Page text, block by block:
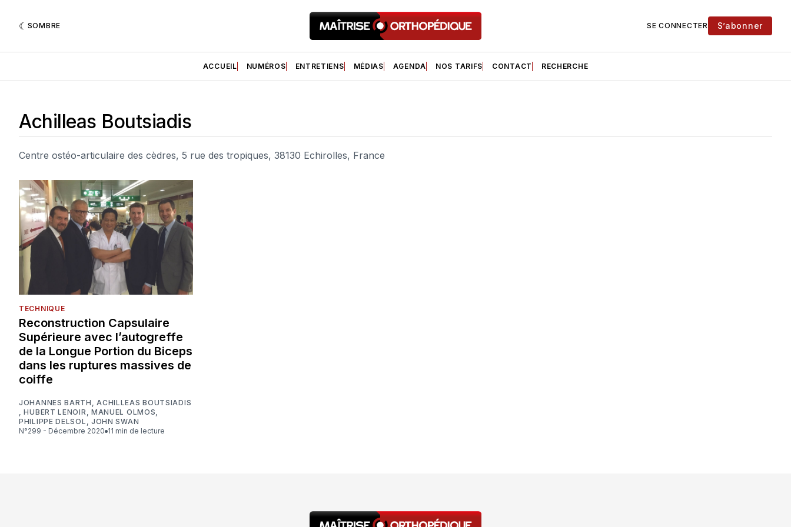
SOMBRE SE CONNECTER S’abonner
ACCUEIL NUMÉROS ENTRETIENS MÉDIAS AGENDA NOS TARIFS CONTACT RECHERCHE
Achilleas Boutsiadis
Centre ostéo-articulaire des cèdres, 5 rue des tropiques, 38130 Echirolles, France
TECHNIQUE
Reconstruction Capsulaire
Supérieure avec l’autogreffe
de la Longue Portion du Biceps
dans les ruptures massives de
coiffe
JOHANNES BARTH ,ACHILLEAS BOUTSIADIS
,HUBERT LENOIR, MANUEL OLMOS,
PHILIPPE DELSOL , JOHN SWAN
N°299 - Décembre 2020
11 min de lecture